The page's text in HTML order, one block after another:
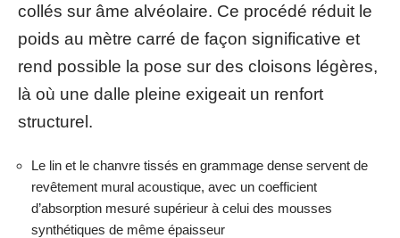
collés sur âme alvéolaire. Ce procédé réduit le
poids au mètre carré de façon significative et
rend possible la pose sur des cloisons légères,
là où une dalle pleine exigeait un renfort
structurel.
Le lin et le chanvre tissés en grammage dense servent de
revêtement mural acoustique, avec un coefficient
d’absorption mesuré supérieur à celui des mousses
synthétiques de même épaisseur